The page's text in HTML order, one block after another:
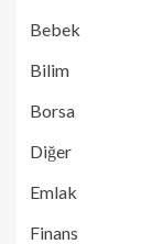
Bebek
Bilim
Borsa
Diğer
Emlak
Finans